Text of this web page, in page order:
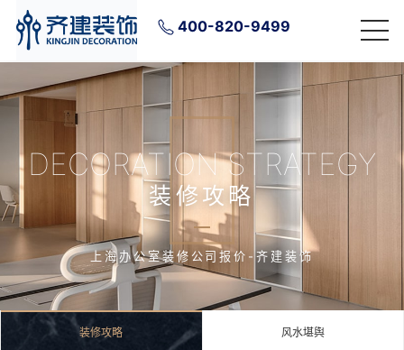
400-820-9499
DECORATION STRATEGY
装修攻略
上海办公室装修公司报价-齐建装饰
装修攻略 风水堪舆